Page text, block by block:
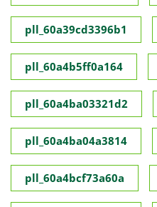
pll_60a39cd3396b1
pll_60a4b5ff0a164
pll_60a4ba03321d2
pll_60a4ba04a3814
pll_60a4bcf73a60a